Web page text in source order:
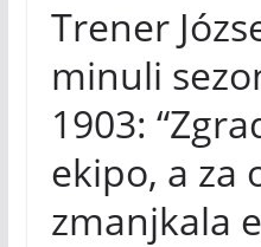
Trener
minuli
1903:
ekipo, a za
zmanjkala